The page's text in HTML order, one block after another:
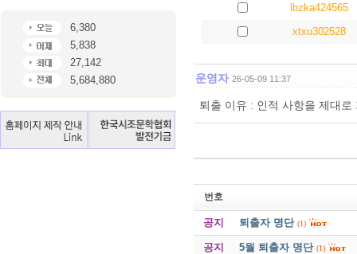
6,380
5,838
27,142
5,684,880
lbzka424565
xtxu302528
운영자 26-05-09 11:37
퇴출 이유 : 인적 사항을 제대
번호
공지 퇴출자 명단 (1)
공지 5월 퇴출자 명단 (1)